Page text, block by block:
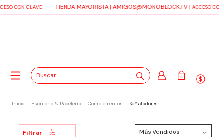
CON CLAVE TIENDA MAYORISTA |AMIGOS@MONOBLOCK.TV|ACCESO CON
0
Inicio . Escritorio & Papelería . Complementos . Señaladores
Filtrar